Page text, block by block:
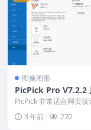
图像图形
PicPick Pro V7.2.2
编辑工具解锁全功
版
PicPick 非常适合网页
面设计师以及普通计算
用，旨在让用户...
3 年前 270